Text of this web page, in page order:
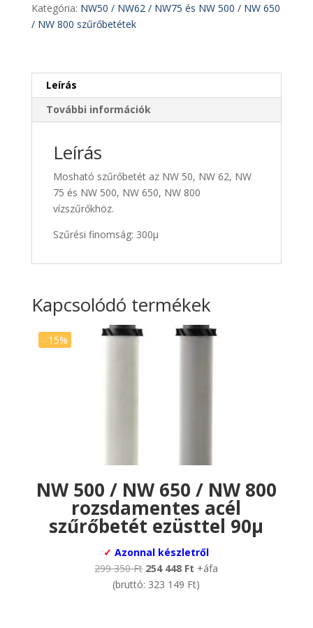
és
NW
650
/
800
szűrőbetét
300µ
mennyiség
Kategória: NW50 / NW62 / NW75 és NW 500 / NW 650
/ NW 800 szűrőbetétek
Leírás
További információk
Leírás
Mosható szűrőbetét az NW 50, NW 62, NW
75 és NW 500, NW 650, NW 800
vízszűrőkhöz.
Szűrési finomság: 300µ
Kapcsolódó termékek
- 15%
NW 500 / NW 650 / NW 800
rozsdamentes acél
szűrőbetét ezüsttel 90µ
✓ Azonnal készletről
299 350Ft Original
price
254 448 Ft Current
price
+áfa
(bruttó: 323 149 Ft)